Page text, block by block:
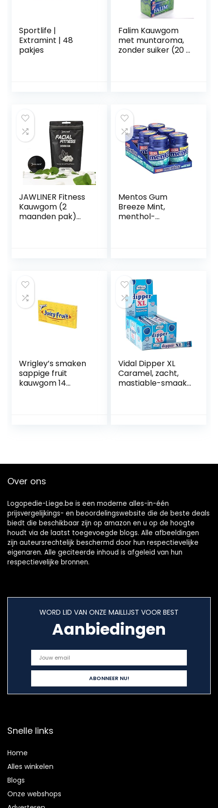
Sportlife |
Extramint | 48
pakjes
Falim Kauwgom
met muntaroma,
zonder suiker (20 x
JAWLINER Fitness
Kauwgom (2
maanden pak)
Mentos Gum
Breeze Mint,
menthol-
een frisse adem
Wrigley’s smaken
sappige fruit
kauwgom 14
Vidal Dipper XL
Caramel, zacht,
mastiable-smaak,
Over ons
Logopedie-Liege.be is een moderne alles-in-één
prijsvergelijkings- en beoordelingswebsite die de beste deals
biedt die beschikbaar zijn op amazon en u op de hoogte
houdt via de laatst toegevoegde blogs. Alle afbeeldingen
zijn auteursrechtelijk beschermd door hun respectievelijke
eigenaren. Alle geciteerde inhoud is afgeleid van hun
respectievelijke bronnen.
WORD LID VAN ONZE MAILLIJST VOOR BEST
Aanbiedingen
Snelle links
Home
Alles winkelen
Blogs
Onze webshops